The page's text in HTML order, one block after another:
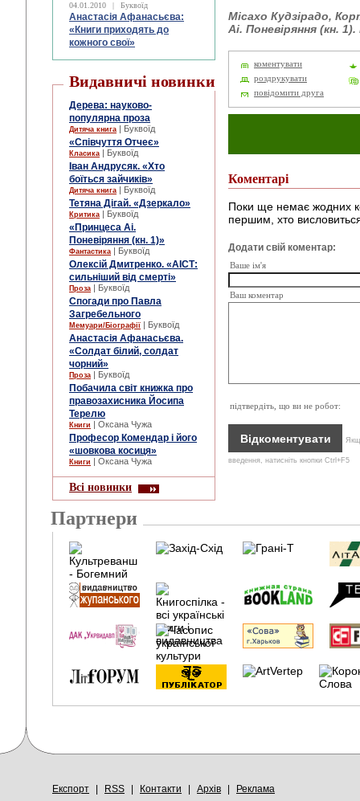
04.01.2010 | Буквоїд
Анастасія Афанасьєва:
«Книги приходять до
кожного свої»
Видавничі новинки
Дерева: науково-
популярна проза
Дитяча книга | Буквоїд
«Співчуття Отчеє»
Класика | Буквоїд
Іван Андрусяк. «Хто
боїться зайчиків»
Дитяча книга | Буквоїд
Тетяна Дігай. «Дзеркало»
Критика | Буквоїд
«Принцеса Аі.
Поневіряння (кн. 1)»
Фантастика | Буквоїд
Олексій Дмитренко. «АІСТ:
сильніший від смерті»
Проза | Буквоїд
Спогади про Павла
Загребельного
Мемуари/Біографії | Буквоїд
Анастасія Афанасьєва.
«Солдат білий, солдат
чорний»
Проза | Буквоїд
Побачила світ книжка про
правозахисника Йосипа
Терелю
Книги | Оксана Чужа
Професор Комендар і його
«шовкова косиця»
Книги | Оксана Чужа
Всі новинки
Місахо Кудзірадо,
Аі. Поневіряння (кн.
коментувати
роздрукувати
повідомити друга
Коментарі
Поки ще немає жодних
першим, хто
Додати свій коментар:
Ваше ім'я
Ваш коментар
підтвердіть, що ви не робот:
введення, натисніть кнопки Ctrl+F5
Партнери
Експорт RSS Контакти Архів Реклама